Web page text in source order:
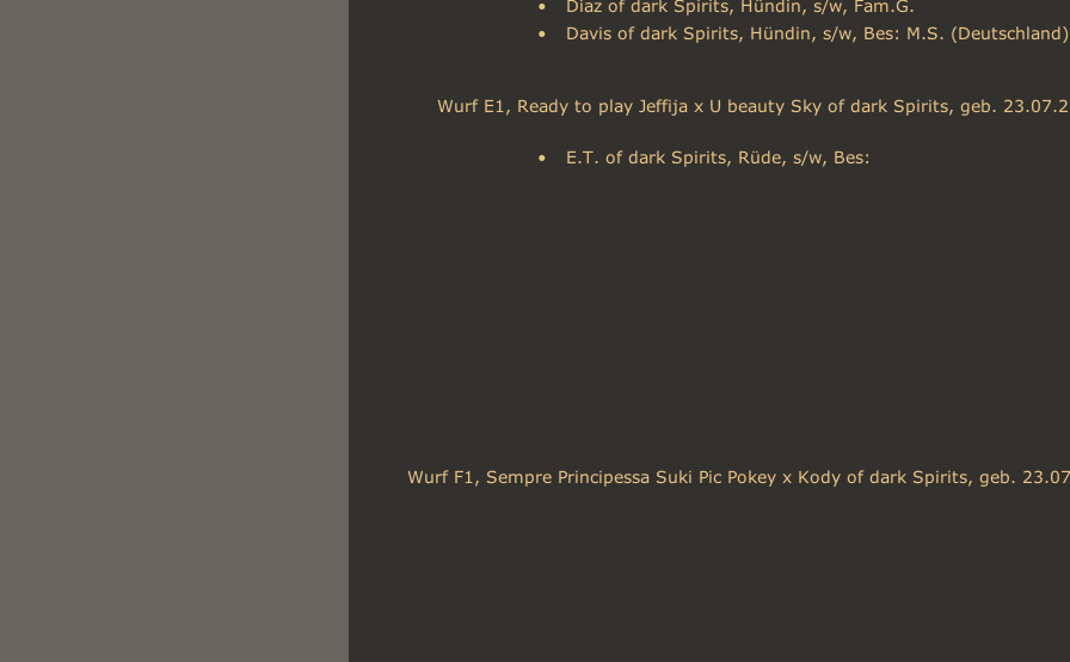
• Davis of dark Spirits, Hündin, s/w, Bes: M.S. (Deutschland)
Wurf E1, Ready to play Jeffija x U beauty Sky of dark Spirits, geb.
• E.T. of dark Spirits, Rüde, s/w, Bes:
Wurf F1, Sempre Principessa Suki Pic Pokey x Kody of dark Spirits, geb.